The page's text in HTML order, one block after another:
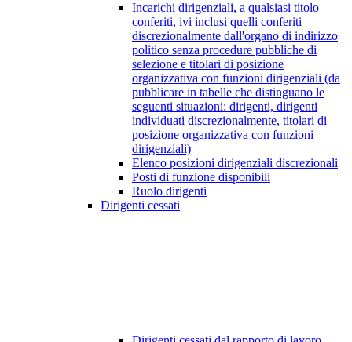
Incarichi dirigenziali, a qualsiasi titolo
conferiti, ivi inclusi quelli conferiti
discrezionalmente dall'organo di indirizzo
politico senza procedure pubbliche di
selezione e titolari di posizione
organizzativa con funzioni dirigenziali (da
pubblicare in tabelle che distinguano le
seguenti situazioni: dirigenti, dirigenti
individuati discrezionalmente, titolari di
posizione organizzativa con funzioni
dirigenziali)
Elenco posizioni dirigenziali discrezionali
Posti di funzione disponibili
Ruolo dirigenti
Dirigenti cessati